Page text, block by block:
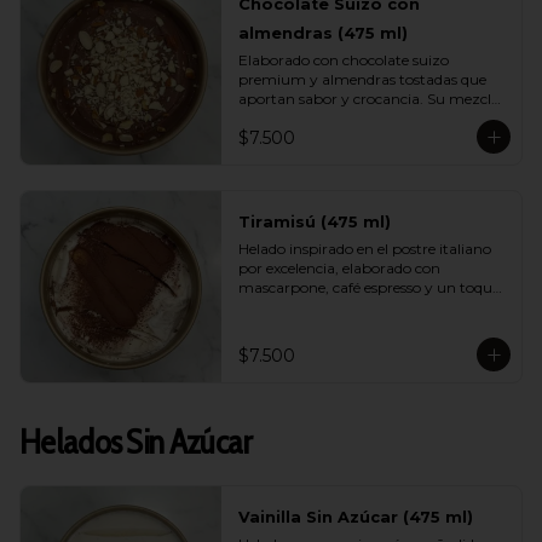
Chocolate Suizo con
almendras (475 ml)
Elaborado con chocolate suizo
premium y almendras tostadas que
aportan sabor y crocancia. Su mezcla
equilibrio perfecto entre intensidad,
dulzor y textura. Un sabor sofisticado
$7.500
Tiramisú (475 ml)
Helado inspirado en el postre italiano
por excelencia, elaborado con
mascarpone, café espresso y un toque
esencia del tiramisú tradicional en
versión helada.
$7.500
Helados Sin Azúcar
Vainilla Sin Azúcar (475 ml)